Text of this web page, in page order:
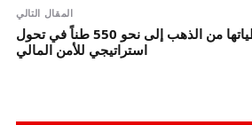
المقال التالي
بولندا تعزز احتياطياتها من الذهب إلى نحو 550 طناً في تحول
استراتيجي للأمن المالي